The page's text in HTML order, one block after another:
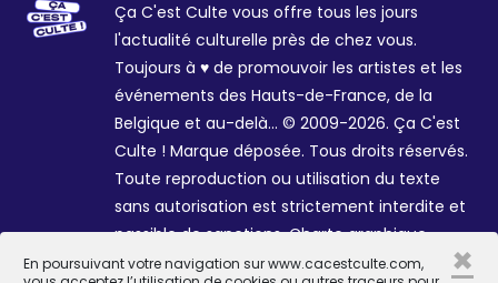
En poursuivant votre navigation sur www.cacestculte.com,
×
Ça C'est Culte vous offre tous les jours
l'actualité culturelle près de chez vous.
Toujours à ♥ de promouvoir les artistes et les
événements des Hauts-de-France, de la
Belgique et au-delà... © 2009-2026. Ça C'est
Culte ! Marque déposée. Tous droits réservés.
Toute reproduction ou utilisation du texte
sans autorisation est strictement interdite et
passible de sanctions. Charte graphique
Sophie R. et Céline Galant.